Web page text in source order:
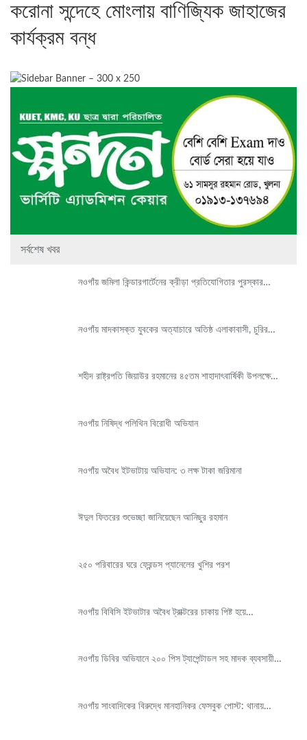
করোনা সন্দেহে মোংলায় বাণিজ্যিক জাহাজের
কার্যক্রম বন্ধ
সর্বশেষ খবর
নওগাঁয় জমিলা কিন্ডারগার্টেনের ক্রীড়া প্রতিযোগিতার পুরস্কার…
নওগাঁয় মাদকাসক্ত যুবকের অত্যাচারে অতিষ্ঠ এলাকাবাসী, চুরির…
শহীদ রাষ্ট্রপতি জিয়াউর রহমানের ৪৫তম শাহাদাৎবার্ষিকী উপলক্ষে…
নওগাঁয় নিষিদ্ধ পলিথিন বিরোধী অভিযান
নওগাঁয় অবৈধ ইটভাটায় অভিযান: ৩ লক্ষ টাকা জরিমানা
ঈদুল ফিতরের শুভেচ্ছা জানিয়েছেন আনিছুর রহমান
২৫০ পরিবারের ঘরে ফ্রেন্ডস প্যানেলের খুশির পরশ
নওগাঁয় বিবিসি ইটভাটার অবৈধ ট্রাক্টরের চাকায় পিষ্ট হয়ে…
নওগাঁয় ডিবির অভিযানে ২০০ পিস ট্যাপেন্টাডল সহ মাদক ব্যবসায়ী…
নওগাঁয় সাংবাদিকের বিরুদ্ধে মানহানিকর ফেসবুক পোস্ট: থানায়…